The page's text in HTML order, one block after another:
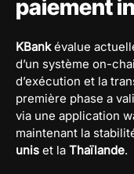
paiement
KBankévalue
d’un système on-
d’exécution et la
première phase a
via une application
maintenant la
unis et la Thaïlande.